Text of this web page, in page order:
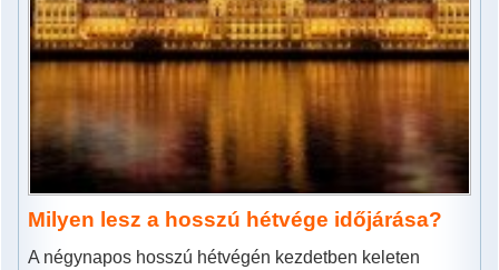
Milyen lesz a hosszú hétvége időjárása?
A négynapos hosszú hétvégén kezdetben keleten